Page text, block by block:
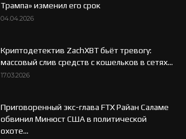
Трампа» изменил его срок
04.04.2026
Криптодетектив ZachXBT бьёт тревогу:
массовый слив средств с кошельков в сетях...
17.03.2026
Приговоренный экс-глава FTX Райан Саламе
обвинил Минюст США в политической
охоте...